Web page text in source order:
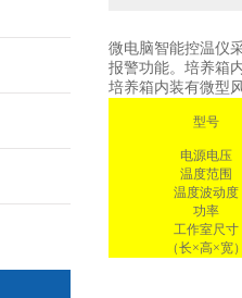
微电脑智能控温仪
报警功能。培养箱
培养箱内装有微型
型号
电源电压
温度范围
温度波动度
功率
工作室尺寸
（长×高×宽